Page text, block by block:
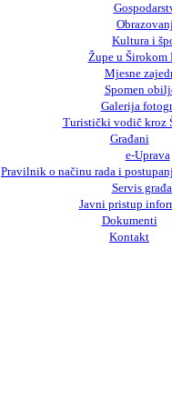
Kultura i
Župe u Širokom
Mjesne
Spomen
Galerija
Turistički vodič kroz
Građani
e-Uprava
Pravilnik o načinu rada i
Servis
Javni pristup
Dokumenti
Kontakt